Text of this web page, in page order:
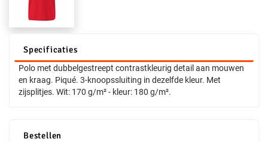
Specificaties
Polo met dubbelgestreept contrastkleurig detail aan mouwen
en kraag. Piqué. 3-knoopssluiting in dezelfde kleur. Met
zijsplitjes. Wit: 170 g/m² - kleur: 180 g/m².
Bestellen